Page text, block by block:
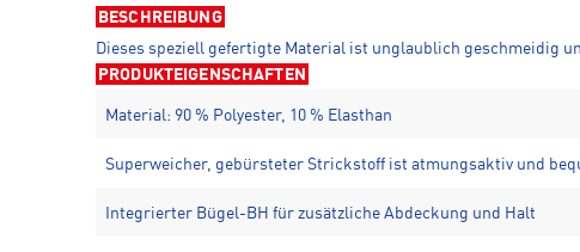
BESCHREIBUNG
Dieses speziell gefertigte Material ist unglaublich geschmeidig
PRODUKTEIGENSCHAFTEN
Material: 90 % Polyester, 10 % Elasthan
Superweicher, gebürsteter Strickstoff ist atmungsaktiv und
Integrierter Bügel-BH für zusätzliche Abdeckung und Halt